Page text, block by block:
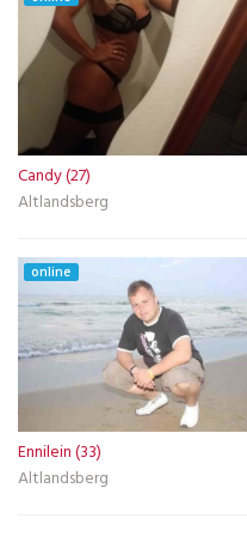
Candy (27)
Altlandsberg
online
Ennilein (33)
Altlandsberg